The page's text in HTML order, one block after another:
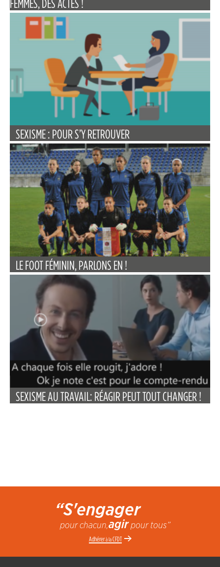
FEMMES, DES ACTES !
SEXISME : POUR S’Y RETROUVER
LE FOOT FÉMININ, PARLONS EN !
SEXISME AU TRAVAIL: RÉAGIR PEUT TOUT CHANGER !
“S'engager
pour chacun,agirpour tous”
Adhérerà laCFDT